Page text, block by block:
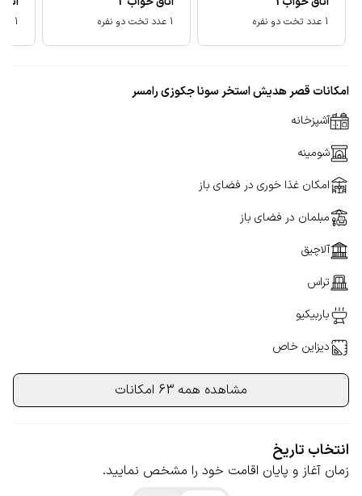
1 عدد تخت دو نفره 1 عدد تخت دو نفره 1 عدد تخت دو نفره
امکانات قصر هدیش استخر سونا جکوزی رامسر
آشپزخانه
شومینه
امکان غذا خوری در فضای باز
مبلمان در فضای باز
آلاچیق
تراس
باربیکیو
دیزاین خاص
مشاهده همه 63 امکانات
انتخاب تاریخ
زمان آغاز و پایان اقامت خود را مشخص نمایید.